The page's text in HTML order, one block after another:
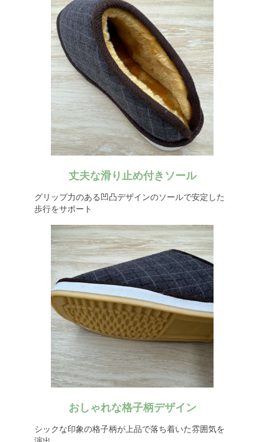
丈夫な滑り止め付きソール
グリップ力のある凹凸デザインのソールで安定した
歩行をサポート
おしゃれな格子柄デザイン
シックな印象の格子柄が上品で落ち着いた雰囲気を